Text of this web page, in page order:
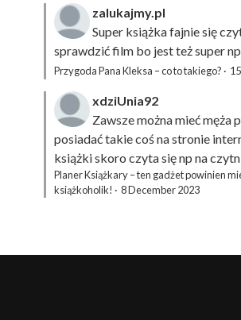
zalukajmy.pl
Super książka fajnie się
sprawdzić film bo jest też super
Przygoda Pana Kleksa – co to takiego? ·
xdziUnia92
Zawsze można mieć męża
posiadać takie coś na stronie
książki skoro czyta się np na
Planer Książkary – ten gadżet powinien
książkoholik! · 8 December 2023